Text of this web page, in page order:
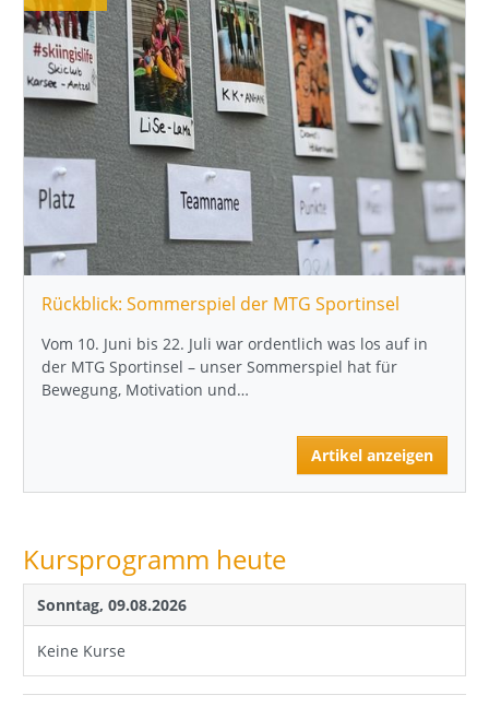
Rückblick: Sommerspiel der MTG Sportinsel
Vom 10. Juni bis 22. Juli war ordentlich was los auf in
der MTG Sportinsel – unser Sommerspiel hat für
Bewegung, Motivation und…
Artikel anzeigen
Kursprogramm heute
Sonntag, 09.08.2026
Keine Kurse